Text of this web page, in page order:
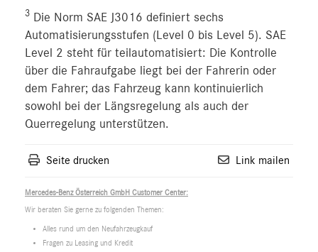
3 Die Norm SAE J3016 definiert sechs
Automatisierungsstufen (Level 0 bis Level 5). SAE
Level 2 steht für teilautomatisiert: Die Kontrolle
über die Fahraufgabe liegt bei der Fahrerin oder
dem Fahrer; das Fahrzeug kann kontinuierlich
sowohl bei der Längsregelung als auch der
Querregelung unterstützen.
Seite drucken Link mailen
Mercedes-Benz Österreich GmbH Customer Center:
Wir beraten Sie gerne zu folgenden Themen:
Alles rund um den Neufahrzeugkauf
Fragen zu Leasing und Kredit